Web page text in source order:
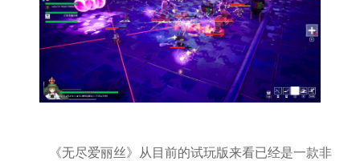
《无尽爱丽丝》从目前的试玩版来看已经是一款非